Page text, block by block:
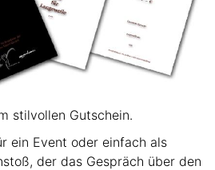
stilvollen Gutschein.
ein Event oder einfach als
der das Gespräch über den